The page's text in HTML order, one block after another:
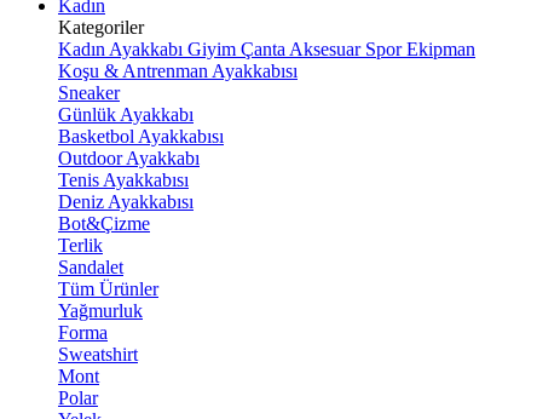
Kadın
Kategoriler
Kadın Ayakkabı Giyim Çanta Aksesuar Spor Ekipman
Koşu & Antrenman Ayakkabısı
Sneaker
Günlük Ayakkabı
Basketbol Ayakkabısı
Outdoor Ayakkabı
Tenis Ayakkabısı
Deniz Ayakkabısı
Bot&Çizme
Terlik
Sandalet
Tüm Ürünler
Yağmurluk
Forma
Sweatshirt
Mont
Polar